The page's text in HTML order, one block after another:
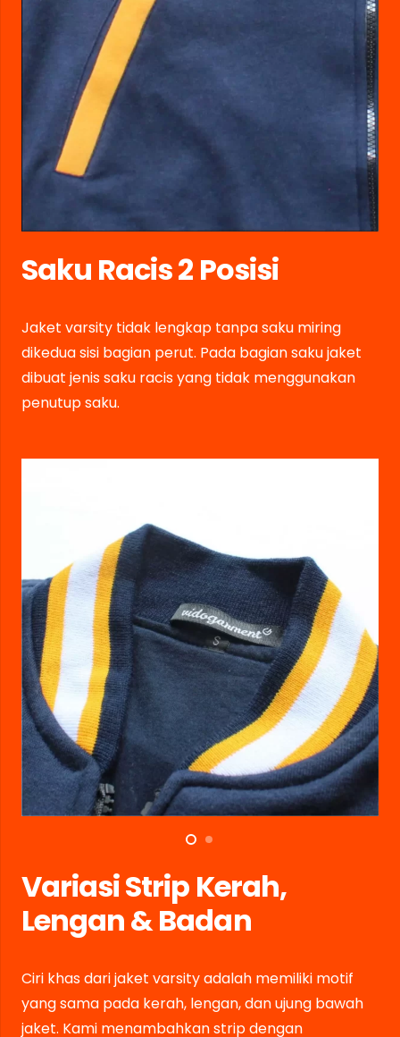
Saku Racis 2 Posisi
Jaket varsity tidak lengkap tanpa saku miring
dikedua sisi bagian perut. Pada bagian saku jaket
dibuat jenis saku racis yang tidak menggunakan
penutup saku.
Variasi Strip Kerah,
Lengan & Badan
Ciri khas dari jaket varsity adalah memiliki motif
yang sama pada kerah, lengan, dan ujung bawah
jaket. Kami menambahkan strip dengan